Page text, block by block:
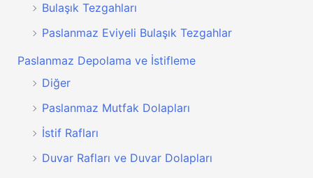
Bulaşık Tezgahları
Paslanmaz Eviyeli Bulaşık Tezgahlar
Paslanmaz Depolama ve İstifleme
Diğer
Paslanmaz Mutfak Dolapları
İstif Rafları
Duvar Rafları ve Duvar Dolapları